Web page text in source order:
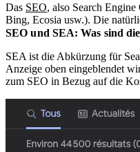
Das SEO, also Search
Bing, Ecosia usw.). Die
SEO und SEA: Was sind
SEA ist die Abkürzung für
Anzeige oben eingeblendet
zum SEO in Bezug auf die